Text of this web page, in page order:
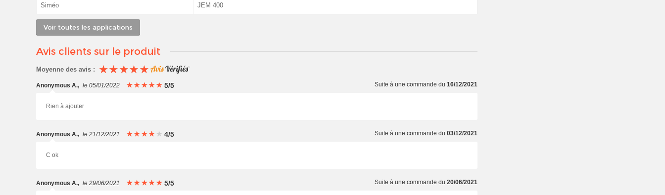
Siméo JEM 400
Voir toutes les applications
Avis clients sur le produit
Moyenne des avis :
Anonymous A., le 05/01/2022 5/5 Suite à une commande du16/12/2021
Rien à ajouter
Anonymous A., le 21/12/2021 4/5 Suite à une commande du03/12/2021
C ok
Anonymous A., le 29/06/2021 5/5 Suite à une commande du20/06/2021